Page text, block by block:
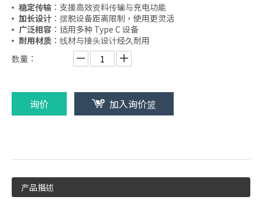
稳定传输 ：支援高效资料传输与充电功能
加长设计 ：摆脱设备距离限制，使用更灵活
广泛相容 ：适用多种 Type C 设备
耐用材质 ：线材与接头设计经久耐用
数量：
询价 加入询价篮
产品描述